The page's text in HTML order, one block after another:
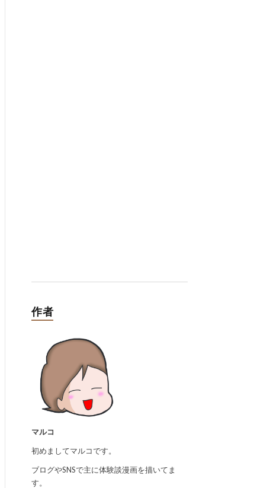
作者
マルコ
初めましてマルコです。
ブログやSNSで主に体験談漫画を描いてま
す。